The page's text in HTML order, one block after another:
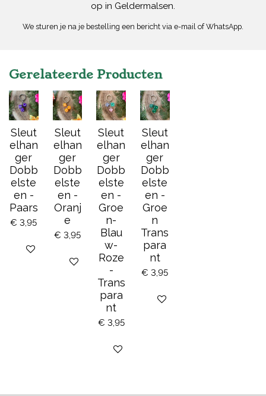
op in Geldermalsen.
We sturen je na je bestelling een bericht via e-mail of WhatsApp.
Gerelateerde Producten
Sleut
elhan
ger
Dobb
elste
en -
Paars
€ 3,95
Bekijk details
Sleut
elhan
ger
Dobb
elste
en -
Oranj
e
€ 3,95
Bekijk details
Sleut
elhan
ger
Dobb
elste
en -
Groe
n-
Blau
w-
Roze
-
Trans
para
nt
€ 3,95
Bekijk details
Sleut
elhan
ger
Dobb
elste
en -
Groe
n
Trans
para
nt
€ 3,95
Bekijk details